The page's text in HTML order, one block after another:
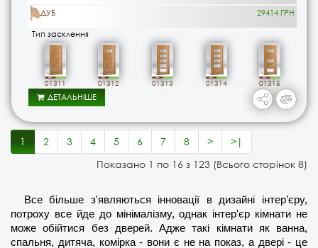
ДУБ
29414 ГРН
Тип засклення
01311 01312 01313 01314 01315
ДЕТАЛЬНІШЕ
1 2 3 4 5 6 7 8 >
>|
Показано 1 по 16 з 123 (Всього сторінок 8)
Все більше з'являються інновації в дизайні інтер’єру,
потроху все йде до мінімалізму, однак інтер'єр кімнати не
може обійтися без дверей. Адже такі кімнати як ванна,
спальня, дитяча, комірка - вони є не на показ, а двері - це